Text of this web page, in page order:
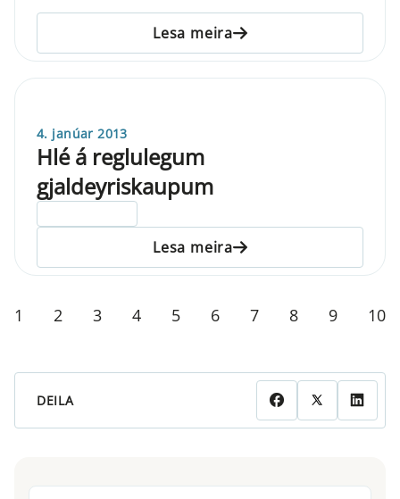
Lesa meira
4. janúar 2013
Hlé á reglulegum
gjaldeyriskaupum
Lesa meira
1 2 3 4 5 6 7 8 9 10
DEILA